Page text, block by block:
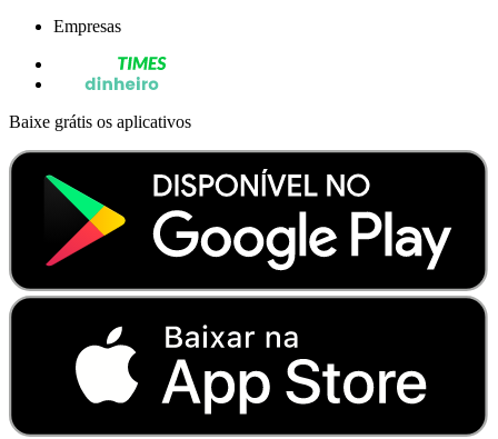
Empresas
Baixe grátis os aplicativos